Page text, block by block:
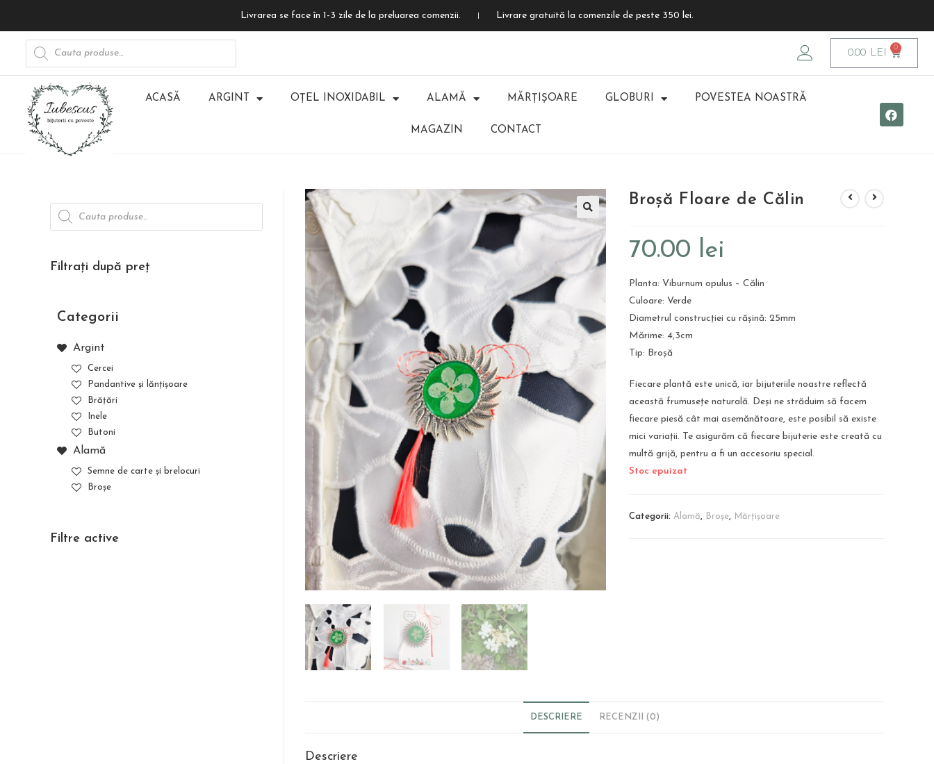
Livrarea se face în 1-3 zile de la preluarea comenzii. Livrare gratuită la comenzile de peste 350 lei.
0.00 LEI
ACASĂ ARGINT OȚEL INOXIDABIL ALAMĂ MĂRȚIȘOARE GLOBURI POVESTEA NOASTRĂ
MAGAZIN CONTACT
Broșă Floare de Călin
70.00 lei
Planta: Viburnum opulus – Călin
Culoare: Verde
Diametrul construcției cu rășină: 25mm
Mărime: 4,3cm
Tip: Broșă
Fiecare plantă este unică, iar bijuteriile noastre reflectă
această frumusețe naturală. Deși ne străduim să facem
fiecare piesă cât mai asemănătoare, este posibil să existe
mici variații. Te asigurăm că fiecare bijuterie este creată cu
multă grijă, pentru a fi un accesoriu special.
Stoc epuizat
Categorii:Alamă, Broșe, Mărțișoare
DESCRIERE RECENZII (0)
Descriere
Filtrați după preț
Categorii
Argint
Cercei
Pandantive și lănțișoare
Brățări
Inele
Butoni
Alamă
Semne de carte și brelocuri
Broșe
Filtre active